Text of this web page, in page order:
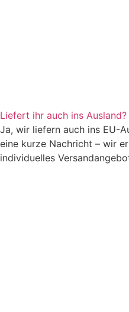
Liefert ihr auch ins Ausland?
Ja, wir liefern auch ins EU-
eine kurze Nachricht – wir
individuelles